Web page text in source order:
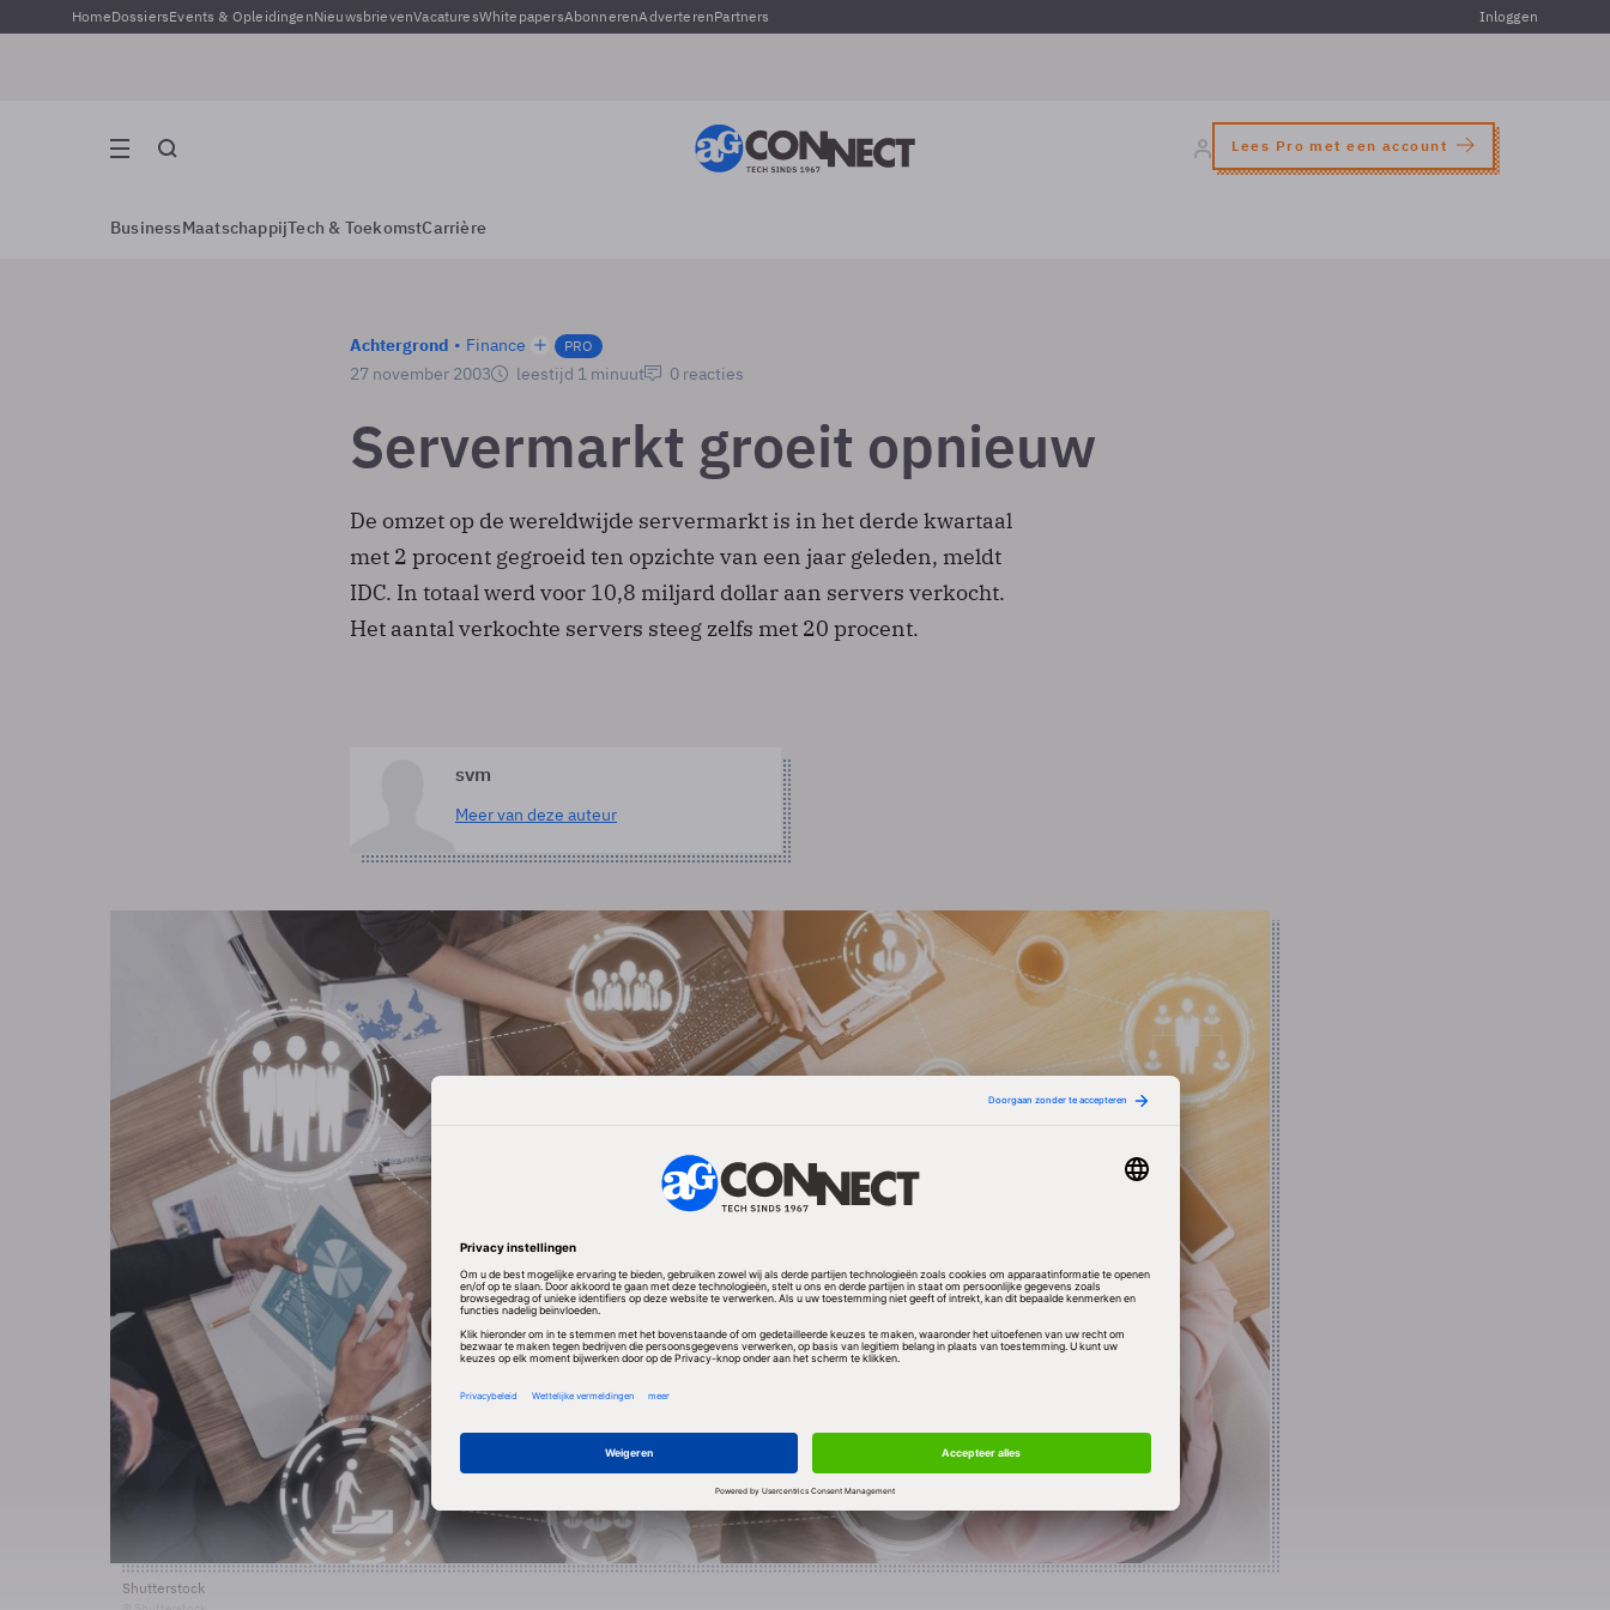
HomeDossiersEvents & OpleidingenNieuwsbrievenVacaturesWhitepapersAbonnerenAdverterenPartners Inloggen
Lees Pro met een account
BusinessMaatschappijTech & ToekomstCarrière
Achtergrond Finance PRO
27 november 2003 leestijd 1 minuut 0 reacties
Servermarkt groeit opnieuw
De omzet op de wereldwijde servermarkt is in het derde kwartaal
met 2 procent gegroeid ten opzichte van een jaar geleden, meldt
IDC. In totaal werd voor 10,8 miljard dollar aan servers verkocht.
Het aantal verkochte servers steeg zelfs met 20 procent.
svm
Meer van deze auteur
Shutterstock